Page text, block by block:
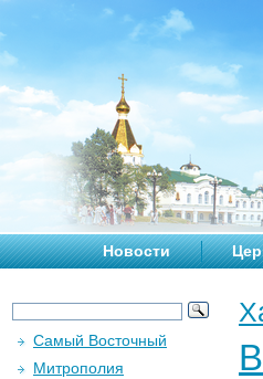
Новости
Самый Восточный
Митрополия